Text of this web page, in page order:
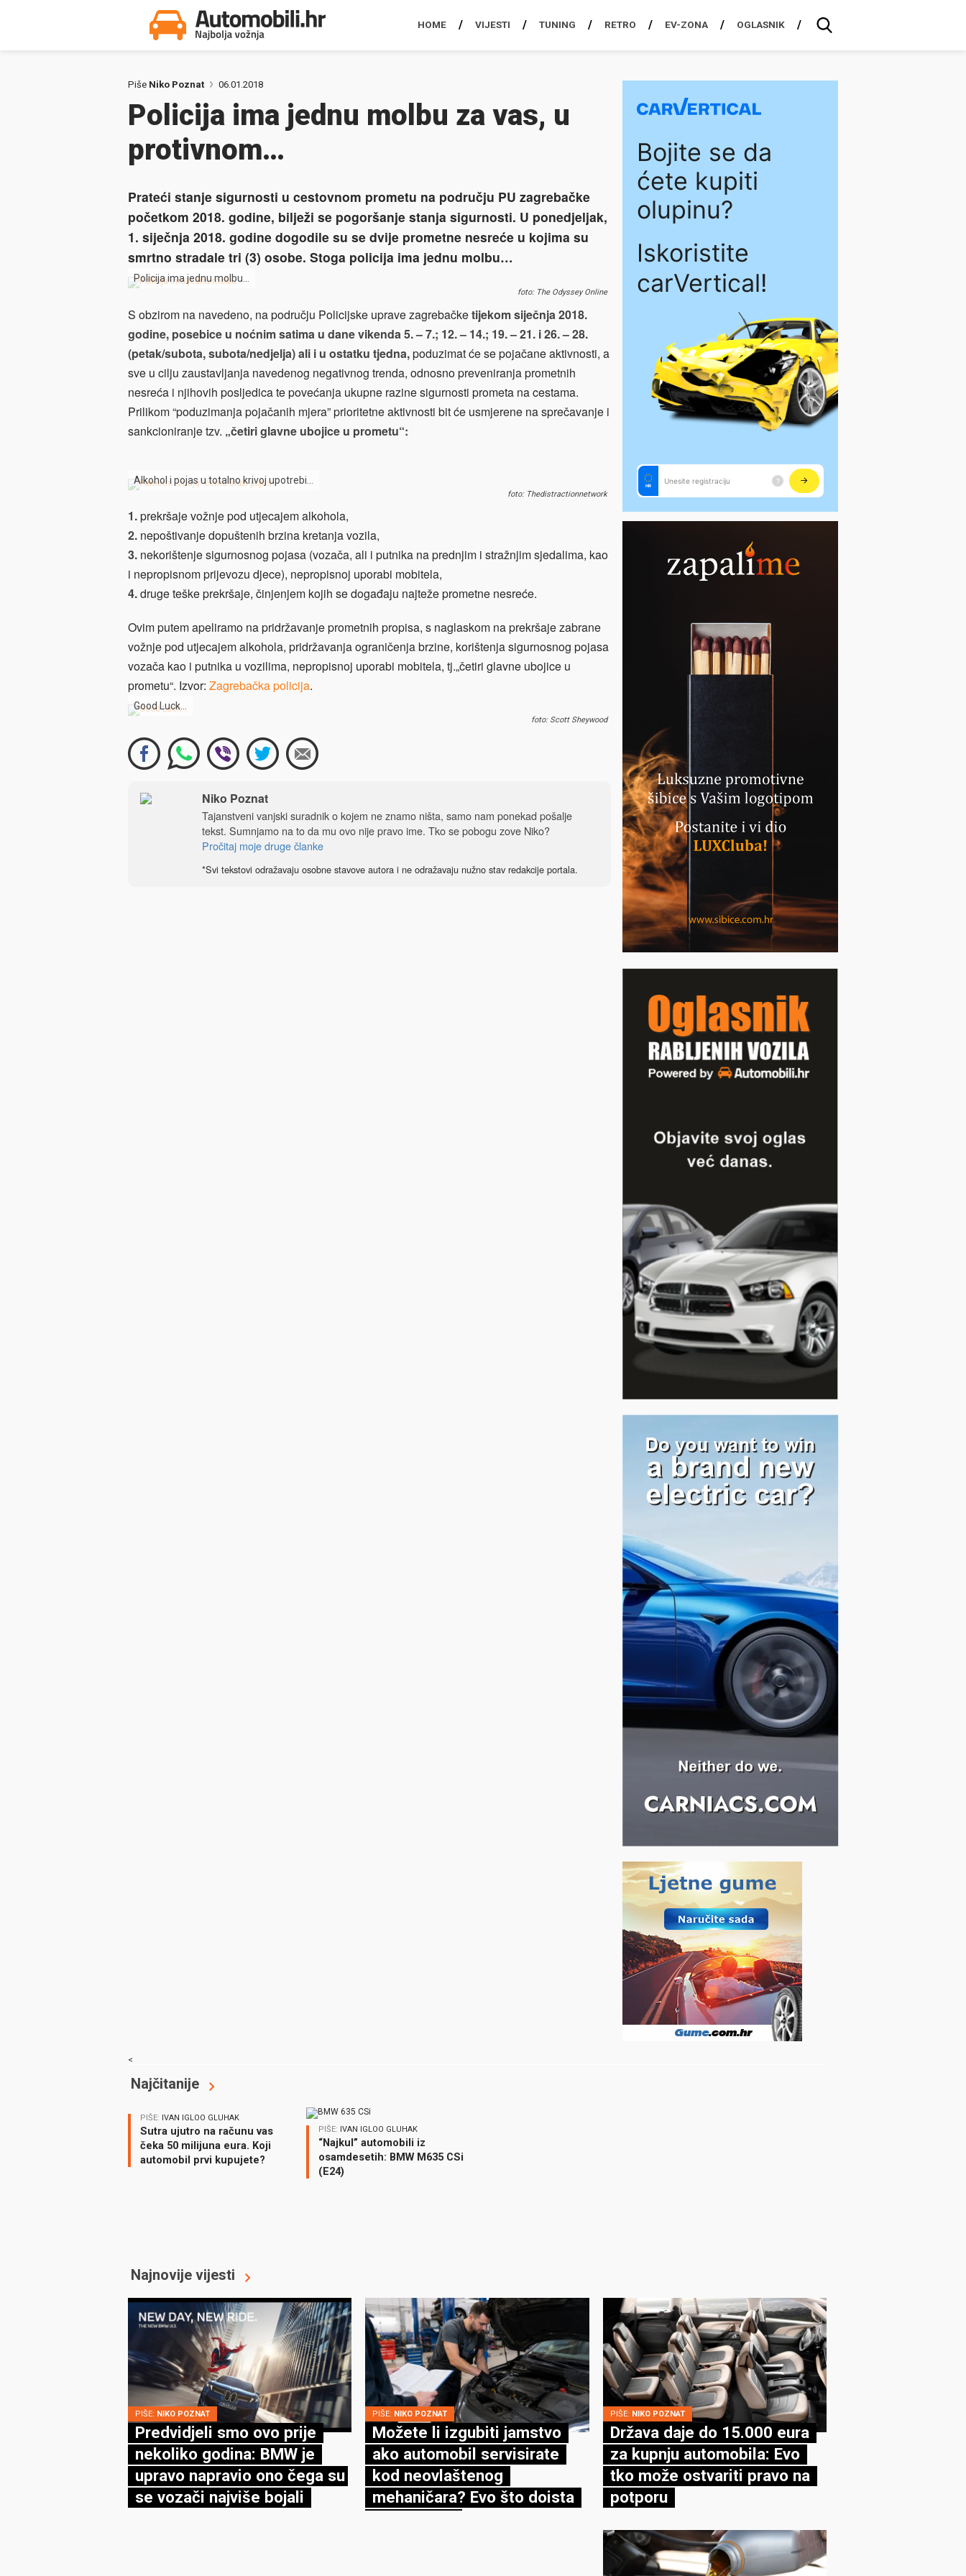
HOME VIJESTI TUNING RETRO EV-ZONA OGLASNIK
Piše Niko Poznat 06.01.2018
Policija ima jednu molbu za vas, u
protivnom…
Prateći stanje sigurnosti u cestovnom prometu na području PU zagrebačke
početkom 2018. godine, bilježi se pogoršanje stanja sigurnosti. U ponedjeljak,
1. siječnja 2018. godine dogodile su se dvije prometne nesreće u kojima su
smrtno stradale tri (3) osobe. Stoga policija ima jednu molbu…
Policija ima jednu molbu…
foto: The Odyssey Online
S obzirom na navedeno, na području Policijske uprave zagrebačketijekom siječnja 2018.
godine, posebice u noćnim satima u dane vikenda 5. – 7.; 12. – 14.; 19. – 21. i 26. – 28.
(petak/subota, subota/nedjelja) ali i u ostatku tjedna,poduzimat će se pojačane aktivnosti, a
sve u cilju zaustavljanja navedenog negativnog trenda, odnosno preveniranja prometnih
nesreća i njihovih posljedica te povećanja ukupne razine sigurnosti prometa na cestama.
Prilikom “poduzimanja pojačanih mjera” prioritetne aktivnosti bit će usmjerene na sprečavanje i
sankcioniranje tzv. „četiri glavne ubojice u prometu“:
Alkohol i pojas u totalno krivoj upotrebi…
foto: Thedistractionnetwork
1.prekršaje vožnje pod utjecajem alkohola,
2. nepoštivanje dopuštenih brzina kretanja vozila,
3. nekorištenje sigurnosnog pojasa (vozača, ali i putnika na prednjim i stražnjim sjedalima, kao
i nepropisnom prijevozu djece), nepropisnoj uporabi mobitela,
4.druge teške prekršaje, činjenjem kojih se događaju najteže prometne nesreće.
Ovim putem apeliramo na pridržavanje prometnih propisa, s naglaskom na prekršaje zabrane
vožnje pod utjecajem alkohola, pridržavanja ograničenja brzine, korištenja sigurnosnog pojasa
vozača kao i putnika u vozilima, nepropisnoj uporabi mobitela, tj.„četiri glavne ubojice u
prometu“. Izvor: Zagrebačka policija.
Good Luck…
foto: Scott Sheywood
Niko Poznat
Tajanstveni vanjski suradnik o kojem ne znamo ništa, samo nam ponekad pošalje
tekst. Sumnjamo na to da mu ovo nije pravo ime. Tko se pobogu zove Niko?
Pročitaj moje druge članke
*Svi tekstovi odražavaju osobne stavove autora i ne odražavaju nužno stav redakcije portala.
<
Najčitanije
PIŠE: IVAN IGLOO GLUHAK
Sutra ujutro na računu vas
čeka 50 milijuna eura. Koji
automobil prvi kupujete?
PIŠE: IVAN IGLOO GLUHAK
“Najkul” automobili iz
osamdesetih: BMW M635 CSi
(E24)
Najnovije vijesti
PIŠE: NIKO POZNAT
Predvidjeli smo ovo prije
nekoliko godina: BMW je
upravo napravio ono čega su
se vozači najviše bojali
PIŠE: NIKO POZNAT
Možete li izgubiti jamstvo
ako automobil servisirate
kod neovlaštenog
mehaničara? Evo što doista
PIŠE: NIKO POZNAT
Država daje do 15.000 eura
za kupnju automobila: Evo
tko može ostvariti pravo na
potporu